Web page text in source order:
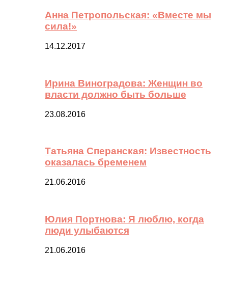
Анна Петропольская: «Вместе мы
сила!»
14.12.2017
Ирина Виноградова: Женщин во
власти должно быть больше
23.08.2016
Татьяна Сперанская: Известность
оказалась бременем
21.06.2016
Юлия Портнова: Я люблю, когда
люди улыбаются
21.06.2016